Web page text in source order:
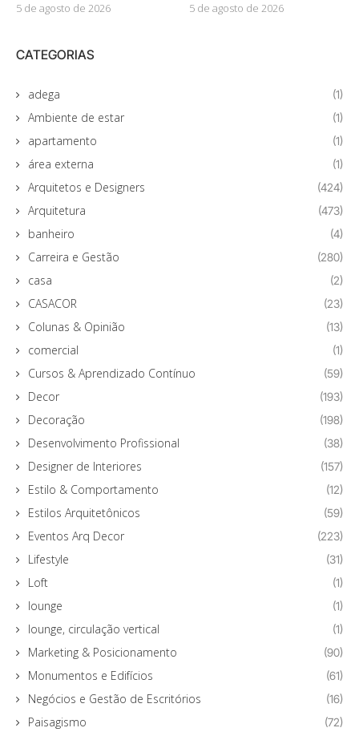
5 de agosto de 2026 5 de agosto de 2026
CATEGORIAS
adega (1)
Ambiente de estar (1)
apartamento (1)
área externa (1)
Arquitetos e Designers (424)
Arquitetura (473)
banheiro (4)
Carreira e Gestão (280)
casa (2)
CASACOR (23)
Colunas & Opinião (13)
comercial (1)
Cursos & Aprendizado Contínuo (59)
Decor (193)
Decoração (198)
Desenvolvimento Profissional (38)
Designer de Interiores (157)
Estilo & Comportamento (12)
Estilos Arquitetônicos (59)
Eventos Arq Decor (223)
Lifestyle (31)
Loft (1)
lounge (1)
lounge, circulação vertical (1)
Marketing & Posicionamento (90)
Monumentos e Edifícios (61)
Negócios e Gestão de Escritórios (16)
Paisagismo (72)